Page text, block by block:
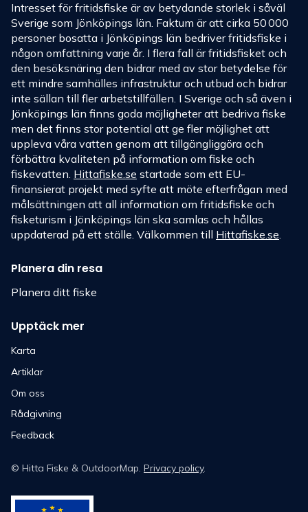
Intresset för fritidsfiske är av betydande storlek i såväl
Sverige som Jönköpings län. Faktum är att cirka 50 000
personer bosatta i Jönköpings län bedriver fritidsfiske i
någon omfattning varje år. I flera fall är fritidsfisket och
den besöksnäring den bidrar med av stor betydelse för
ett mindre samhälles infrastruktur och utbud och bidrar
inte sällan till fler arbetstillfällen. I Sverige och så även i
Jönköpings län finns goda möjligheter att bedriva fiske
men det finns stor potential att ge fler möjlighet att
uppleva våra vatten genom att tillgängliggöra och
förbättra kvaliteten på information om fiske och
fiskevatten. Hittafiske.se startade som ett EU-
finansierat projekt med syfte att möte efterfrågan med
målsättningen att all information om fritidsfiske och
fisketurism i Jönköpings län ska samlas och hållas
uppdaterad på ett ställe. Välkommen till Hittafiske.se.
Planera din resa
Planera ditt fiske
Upptäck mer
Karta
Artiklar
Om oss
Rådgivning
Feedback
© Hitta Fiske & OutdoorMap. Privacy policy.